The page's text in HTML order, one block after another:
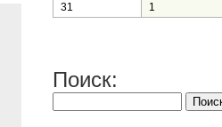
31
1
Поиск: